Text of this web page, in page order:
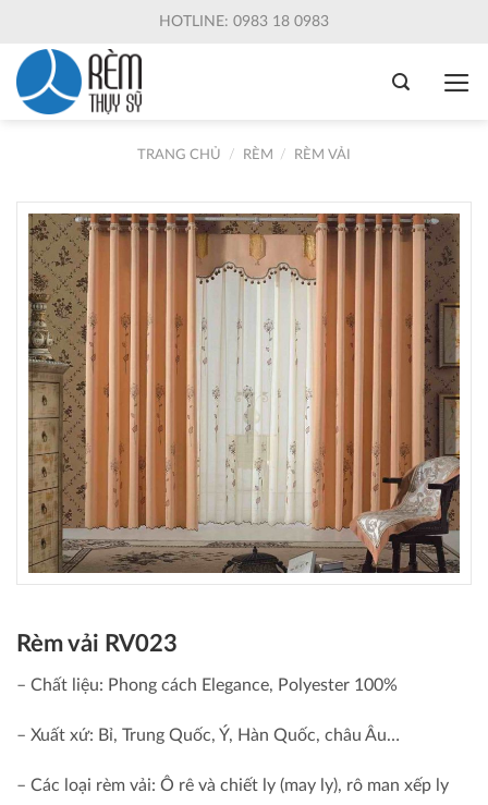
content
HOTLINE: 0983 18 0983
TRANG CHỦ / RÈM / RÈM VẢI
Rèm vải RV023
– Chất liệu: Phong cách Elegance, Polyester 100%
– Xuất xứ: Bỉ, Trung Quốc, Ý, Hàn Quốc, châu Âu…
– Các loại rèm vải: Ô rê và chiết ly (may ly), rô man xếp ly